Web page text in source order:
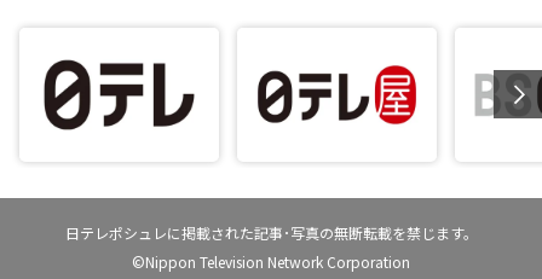
日テレポシュレに掲載された記事･写真の無断転載を禁じます。
©Nippon Television Network Corporation